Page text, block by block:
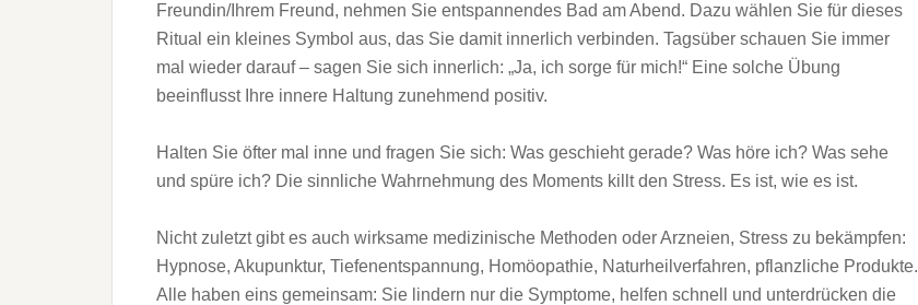
Freundin/Ihrem Freund, nehmen Sie entspannendes Bad am Abend. Dazu wählen Sie für dieses
Ritual ein kleines Symbol aus, das Sie damit innerlich verbinden. Tagsüber schauen Sie immer
mal wieder darauf – sagen Sie sich innerlich: „Ja, ich sorge für mich!“ Eine solche Übung
beeinflusst Ihre innere Haltung zunehmend positiv.
Halten Sie öfter mal inne und fragen Sie sich: Was geschieht gerade? Was höre ich? Was sehe
und spüre ich? Die sinnliche Wahrnehmung des Moments killt den Stress. Es ist, wie es ist.
Nicht zuletzt gibt es auch wirksame medizinische Methoden oder Arzneien, Stress zu bekämpfen:
Hypnose, Akupunktur, Tiefenentspannung, Homöopathie, Naturheilverfahren, pflanzliche Produkte.
Alle haben eins gemeinsam: Sie lindern nur die Symptome, helfen schnell und unterdrücken die